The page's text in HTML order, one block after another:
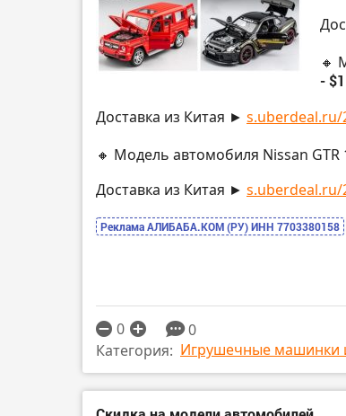
🔸
-
Доставка из Китая ► s.uberdeal.ru/
🔸 Модель автомобиля Nissan GTR
Доставка из Китая ► s.uberdeal.ru/
Реклама АЛИБАБА.КОМ (РУ) ИНН 7703380158
0
0
Категория: Игрушечные машинки